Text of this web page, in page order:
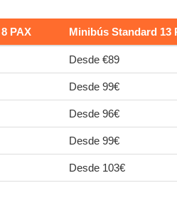
PAX Minibús Standard 13
Desde €89
Desde 99€
Desde 96€
Desde 99€
Desde 103€